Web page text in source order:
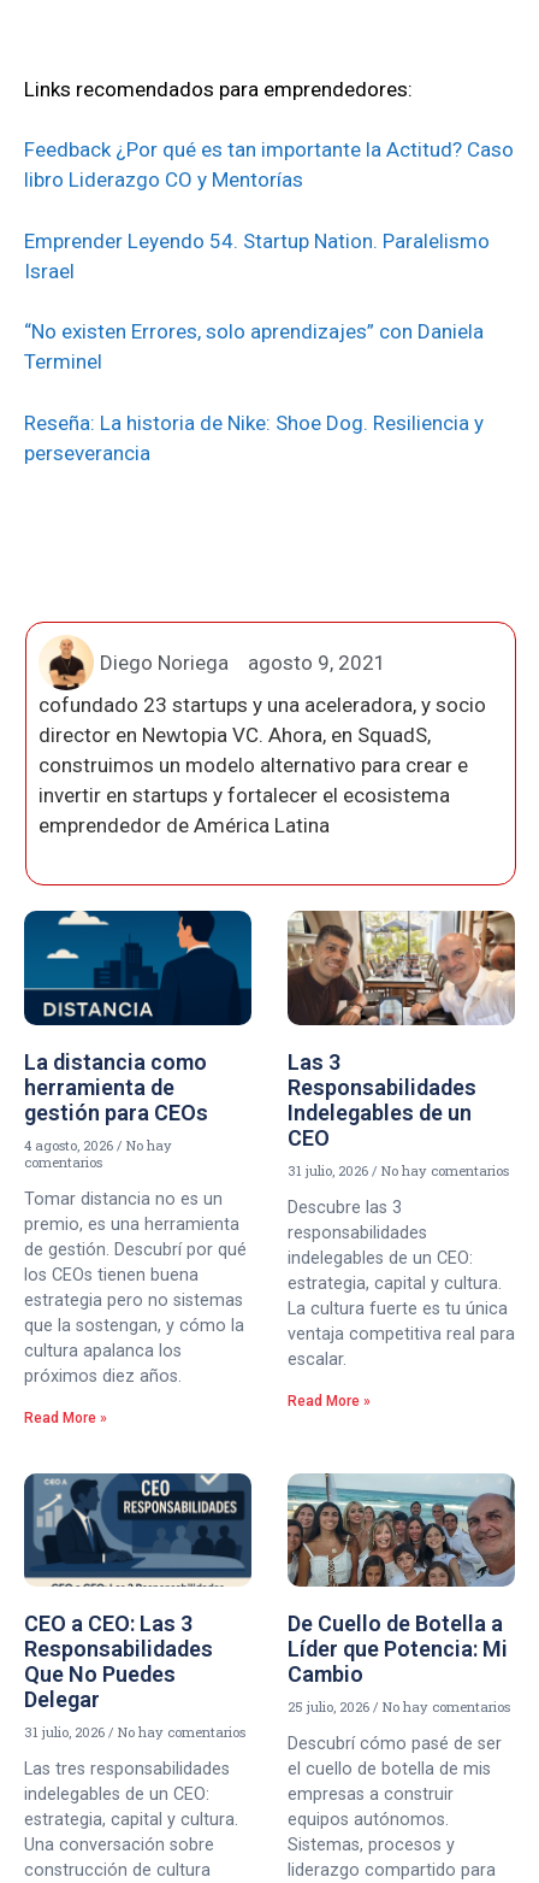
Links recomendados para emprendedores:
Feedback ¿Por qué es tan importante la Actitud? Caso
libro Liderazgo CO y Mentorías
Emprender Leyendo 54. Startup Nation. Paralelismo
Israel
“No existen Errores, solo aprendizajes” con Daniela
Terminel
Reseña: La historia de Nike: Shoe Dog. Resiliencia y
perseverancia
Diego Noriega
agosto 9, 2021
cofundado 23 startups y una aceleradora, y socio
director en Newtopia VC. Ahora, en SquadS,
construimos un modelo alternativo para crear e
invertir en startups y fortalecer el ecosistema
emprendedor de América Latina
La distancia como
herramienta de
gestión para CEOs
4 agosto, 2026
No hay
comentarios
Tomar distancia no es un
premio, es una herramienta
de gestión. Descubrí por qué
los CEOs tienen buena
estrategia pero no sistemas
que la sostengan, y cómo la
cultura apalanca los
próximos diez años.
Read More »
Las 3
Responsabilidades
Indelegables de un
CEO
31 julio, 2026 No hay comentarios
Descubre las 3
responsabilidades
indelegables de un CEO:
estrategia, capital y cultura.
La cultura fuerte es tu única
ventaja competitiva real para
escalar.
Read More »
CEO a CEO: Las 3
Responsabilidades
Que No Puedes
Delegar
31 julio, 2026 No hay comentarios
Las tres responsabilidades
indelegables de un CEO:
estrategia, capital y cultura.
Una conversación sobre
construcción de cultura
De Cuello de Botella a
Líder que Potencia: Mi
Cambio
25 julio, 2026 No hay comentarios
Descubrí cómo pasé de ser
el cuello de botella de mis
empresas a construir
equipos autónomos.
Sistemas, procesos y
liderazgo compartido para